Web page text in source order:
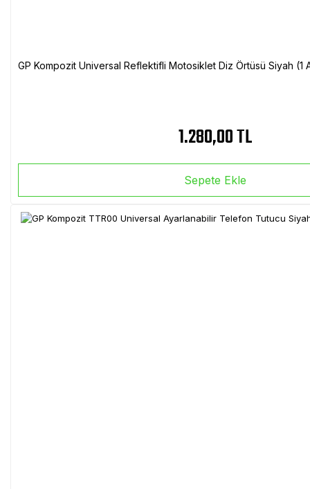
GP Kompozit Universal Reflektifli Motosiklet Diz Örtüsü Siyah
1.280,00 TL
Sepete Ekle